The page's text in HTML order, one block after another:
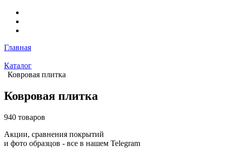
Главная
Каталог
Ковровая плитка
Ковровая плитка
940 товаров
Акции, сравнения покрытий
и фото образцов - все в нашем Telegram